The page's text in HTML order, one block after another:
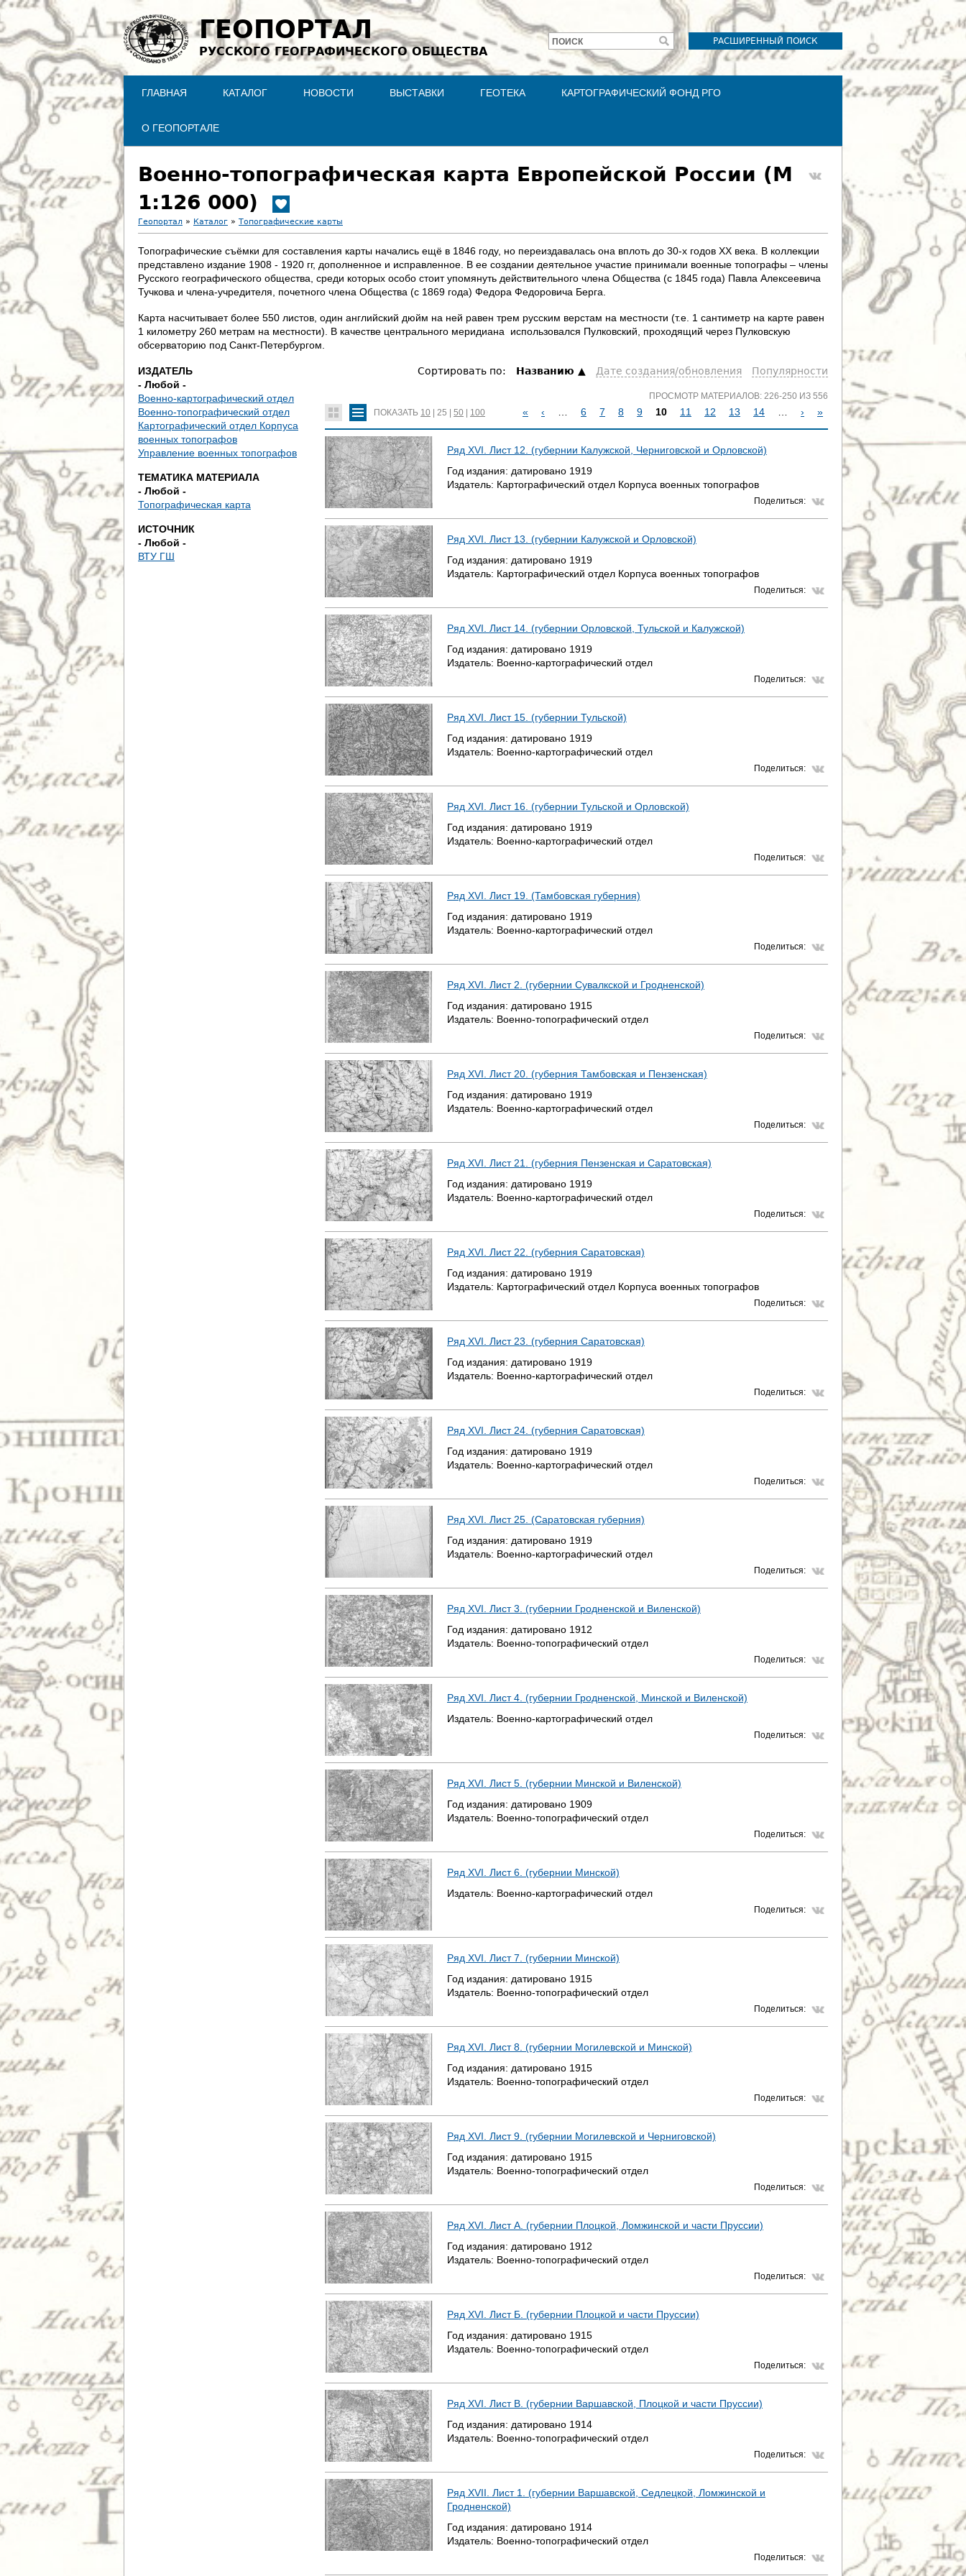
Jump to navigation
ГЕОПОРТАЛ
РУССКОГО ГЕОГРАФИЧЕСКОГО ОБЩЕСТВА
РАСШИРЕННЫЙ ПОИСК
Форма
поиска
ПОИСК
ГЛАВНАЯ КАТАЛОГ НОВОСТИ ВЫСТАВКИ ГЕОТЕКА КАРТОГРАФИЧЕСКИЙ ФОНД РГО
О ГЕОПОРТАЛЕ
Военно-топографическая карта Европейской России (М
1:126 000)
В
ы
з
д
с
ь
Геопортал » Каталог » Топографические карты
Топографические съёмки для составления карты начались ещё в 1846 году, но переиздавалась она вплоть до 30-х годов XX века. В коллекции
представлено издание 1908 - 1920 гг, дополненное и исправленное. В ее создании деятельное участие принимали военные топографы – члены
Русского географического общества, среди которых особо стоит упомянуть действительного члена Общества (с 1845 года) Павла Алексеевича
Тучкова и члена-учредителя, почетного члена Общества (с 1869 года) Федора Федоровича Берга.
Карта насчитывает более 550 листов, один английский дюйм на ней равен трем русским верстам на местности (т.е. 1 сантиметр на карте равен
1 километру 260 метрам на местности). В качестве центрального меридиана использовался Пулковский, проходящий через Пулковскую
обсерваторию под Санкт-Петербургом.
ИЗДАТЕЛЬ
- Любой -
Военно-картографический отдел
Военно-топографический отдел
Картографический отдел Корпуса
военных топографов
Управление военных топографов
ТЕМАТИКА МАТЕРИАЛА
- Любой -
Топографическая карта
ИСТОЧНИК
- Любой -
ВТУ ГШ
Сортировать по: Hазванию Дате создания/обновления Популярности
ПОКАЗАТЬ 10 | 25 | 50 | 100
ПРОСМОТР МАТЕРИАЛОВ: 226-250 ИЗ 556
С
Р
А
Н
И
Ы
« ‹ 6 7 8 9 10 11 12 13 14 › »
Ряд XVI. Лист 12. (губернии Калужской, Черниговской и Орловской)
Год издания: датировано 1919
Издатель: Картографический отдел Корпуса военных топографов
Поделиться:
Ряд XVI. Лист 13. (губернии Калужской и Орловской)
Год издания: датировано 1919
Издатель: Картографический отдел Корпуса военных топографов
Поделиться:
Ряд XVI. Лист 14. (губернии Орловской, Тульской и Калужской)
Год издания: датировано 1919
Издатель: Военно-картографический отдел
Поделиться:
Ряд XVI. Лист 15. (губернии Тульской)
Год издания: датировано 1919
Издатель: Военно-картографический отдел
Поделиться:
Ряд XVI. Лист 16. (губернии Тульской и Орловской)
Год издания: датировано 1919
Издатель: Военно-картографический отдел
Поделиться:
Ряд XVI. Лист 19. (Тамбовская губерния)
Год издания: датировано 1919
Издатель: Военно-картографический отдел
Поделиться:
Ряд XVI. Лист 2. (губернии Сувалкской и Гродненской)
Год издания: датировано 1915
Издатель: Военно-топографический отдел
Поделиться:
Ряд XVI. Лист 20. (губерния Тамбовская и Пензенская)
Год издания: датировано 1919
Издатель: Военно-картографический отдел
Поделиться:
Ряд XVI. Лист 21. (губерния Пензенская и Саратовская)
Год издания: датировано 1919
Издатель: Военно-картографический отдел
Поделиться:
Ряд XVI. Лист 22. (губерния Саратовская)
Год издания: датировано 1919
Издатель: Картографический отдел Корпуса военных топографов
Поделиться:
Ряд XVI. Лист 23. (губерния Саратовская)
Год издания: датировано 1919
Издатель: Военно-картографический отдел
Поделиться:
Ряд XVI. Лист 24. (губерния Саратовская)
Год издания: датировано 1919
Издатель: Военно-картографический отдел
Поделиться:
Ряд XVI. Лист 25. (Саратовская губерния)
Год издания: датировано 1919
Издатель: Военно-картографический отдел
Поделиться:
Ряд XVI. Лист 3. (губернии Гродненской и Виленской)
Год издания: датировано 1912
Издатель: Военно-топографический отдел
Поделиться:
Ряд XVI. Лист 4. (губернии Гродненской, Минской и Виленской)
Издатель: Военно-картографический отдел
Поделиться:
Ряд XVI. Лист 5. (губернии Минской и Виленской)
Год издания: датировано 1909
Издатель: Военно-топографический отдел
Поделиться:
Ряд XVI. Лист 6. (губернии Минской)
Издатель: Военно-картографический отдел
Поделиться:
Ряд XVI. Лист 7. (губернии Минской)
Год издания: датировано 1915
Издатель: Военно-топографический отдел
Поделиться:
Ряд XVI. Лист 8. (губернии Могилевской и Минской)
Год издания: датировано 1915
Издатель: Военно-топографический отдел
Поделиться:
Ряд XVI. Лист 9. (губернии Могилевской и Черниговской)
Год издания: датировано 1915
Издатель: Военно-топографический отдел
Поделиться:
Ряд XVI. Лист А. (губернии Плоцкой, Ломжинской и части Пруссии)
Год издания: датировано 1912
Издатель: Военно-топографический отдел
Поделиться:
Ряд XVI. Лист Б. (губернии Плоцкой и части Пруссии)
Год издания: датировано 1915
Издатель: Военно-топографический отдел
Поделиться:
Ряд XVI. Лист В. (губернии Варшавской, Плоцкой и части Пруссии)
Год издания: датировано 1914
Издатель: Военно-топографический отдел
Поделиться:
Ряд XVII. Лист 1. (губернии Варшавской, Седлецкой, Ломжинской и
Гродненской)
Год издания: датировано 1914
Издатель: Военно-топографический отдел
Поделиться: